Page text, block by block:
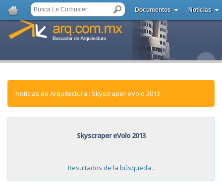
Documentos Noticias
Noticias de Arquitectura : Skyscraper eVolo 2013
Skyscraper eVolo 2013
Resultados de la búsqueda .